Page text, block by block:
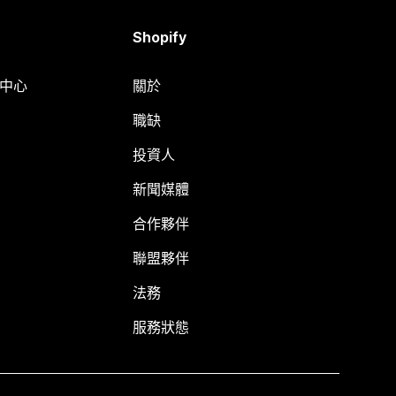
心
Shopify
關於
職缺
投資人
新聞媒體
合作夥伴
聯盟夥伴
法務
服務狀態